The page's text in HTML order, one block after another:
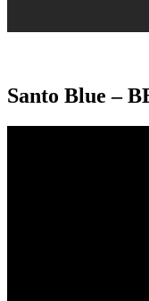
Santo Blue –